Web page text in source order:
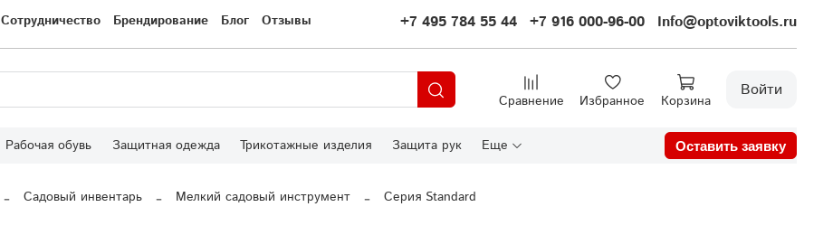
Сотрудничество Брендирование Блог Отзывы +7 495 784 55 44 +7 916 000-96-00 Info@optoviktools.ru
Сравнение Избранное Корзина
Войти
Рабочая обувь Защитная одежда Трикотажные изделия Защита рук Еще Оставить заявку
Садовый инвентарь Мелкий садовый инструмент Серия Standard